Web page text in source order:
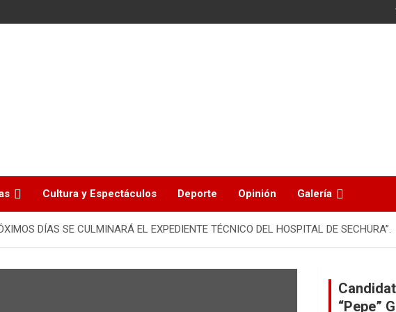
Cultura y Espectáculos Deporte Opinión Galería
DÍAS SE CULMINARÁ EL EXPEDIENTE TÉCNICO DEL HOSPITAL DE SECHURA”.
“Pepe”